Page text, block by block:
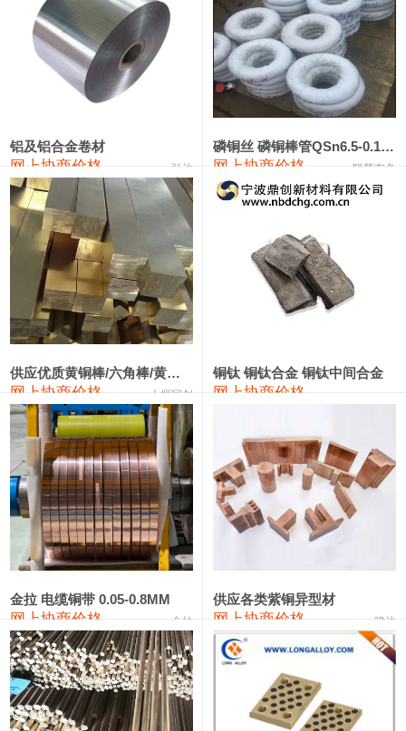
2#锑 85,000—91,000 88,000 1,000
1#镁 17,000—18,000 17,500 0
18,900—19,100 19,000 100
1#电解锰(99.7%袋装) 18,000—18,200 18,100 100
1#铬 60,000—82,000
553#硅 9,300—9,500
441#硅 9,600—9,800 9,700
3303#硅 10,300—10,500 10,400
2202#硅 14,100—14,300
金属硅3303#-2202# 10,400—14,200 12,300 0
漆包线 111,970—115,970 113,970
磷铜合金 110,800—117,600 114,200 400
无氧铜丝(硬) 109,710—110,010 109,860
R410A专用紫铜管 113,700—113,700
铸造铝合金锭(A380） 26,300—26,500 26,400 100
铝合金ADC12 24,200—24,400 100
铸造铝合金锭(ZL102) 24,300—24,500 24,400
铝及铝合金卷材
网上协商价格 弘达
磷铜丝 磷铜棒管QSn6.5-0.1 7-0.2 8-0.3
网上协商价格 联荣有色
供应优质黄铜棒/六角棒/黄铜方板
网上协商价格 十堰同创
铜钛 铜钛合金 铜钛中间合金
网上协商价格
金拉 电缆铜带 0.05-0.8MM
网上协商价格 金拉
供应各类紫铜异型材
网上协商价格 骏达